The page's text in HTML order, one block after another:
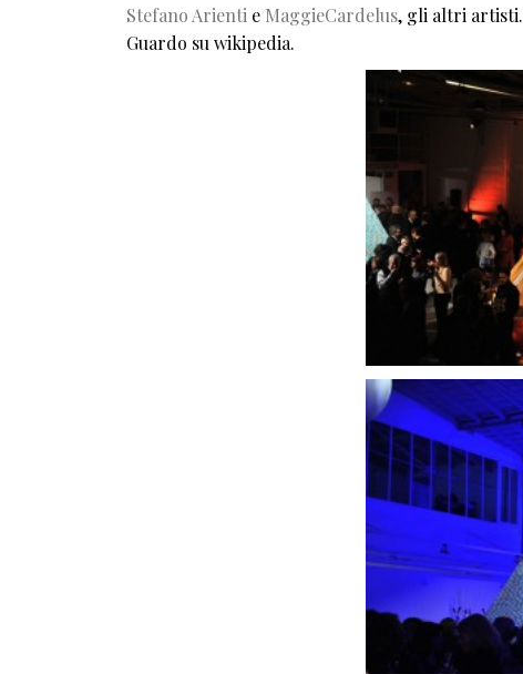
Stefano Arienti e MaggieCardelus, gli altri artisti.
Guardo su wikipedia.